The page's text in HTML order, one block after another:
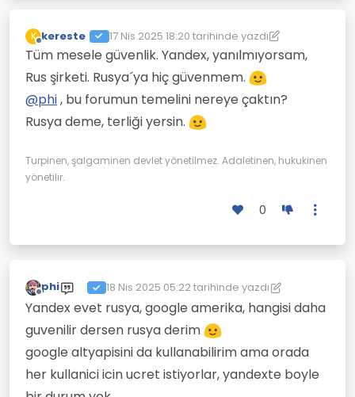
K
Çevrimdışı
kereste 17 Nis 2025 18:20 tarihinde yazdı
Son düzenleyen: kereste
Tüm mesele güvenlik. Yandex, yanılmıyorsam,
Rus şirketi. Rusya´ya hiç güvenmem.
@phi, bu forumun temelini nereye çaktın?
Rusya deme, terliği yersin.
Turpinen, şalgaminen devlet yönetilmez. Adaletinen, hukukinen
yönetilir.
0
Çevrimdışı
phi 18 Nis 2025 05:22tarihinde yazdı
Son düzenleyen: phi
Yandex evet rusya, google amerika, hangisi daha
guvenilir dersen rusya derim
google altyapisini da kullanabilirim ama orada
her kullanici icin ucret istiyorlar, yandexte boyle